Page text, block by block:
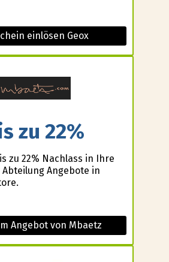
einlösen Geox
zu 22%
zu 22% Nachlass in Ihre
Angebote in
Angebot von Mbaetz